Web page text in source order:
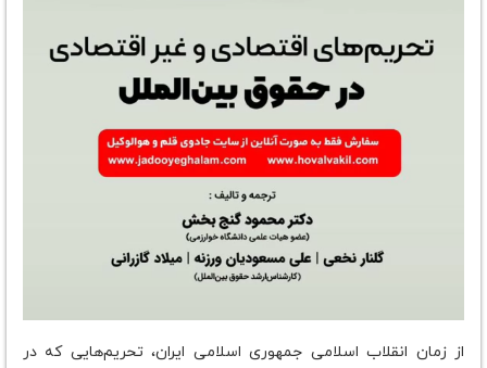
از زمان انقلاب اسلامی جمهوری اسلامی ایران، تحریم‌هایی که در